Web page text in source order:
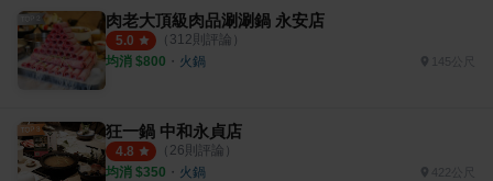
肉老大頂級肉品涮涮鍋 永安店
5.0 （ 312則評論）
均消 $800 ・ 火鍋 145公尺
狂一鍋 中和永貞店
4.8 （ 26則評論）
均消 $350 ・ 火鍋